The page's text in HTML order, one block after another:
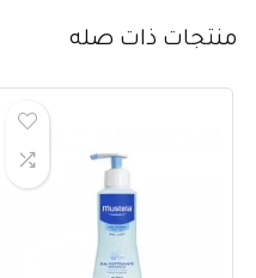
منتجات ذات صله